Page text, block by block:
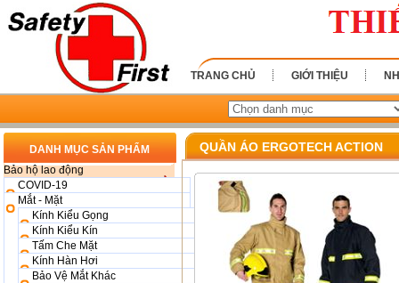
TRANG CHỦ GIỚI THIỆU
DANH MỤC SẢN PHẨM
Bảo hộ lao động
COVID-19
Mắt - Mặt
Kính Kiểu Gọng
Kính Kiểu Kín
Tấm Che Mặt
Kính Hàn Hơi
Bảo Vệ Mắt Khác
QUẦN ÁO ERGOTECH ACTION